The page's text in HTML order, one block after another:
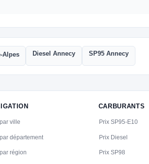
Alpes Diesel Annecy SP95 Annecy
ville
département
région
CARBURANTS
Prix SP95-E10
Prix Diesel
Prix SP98